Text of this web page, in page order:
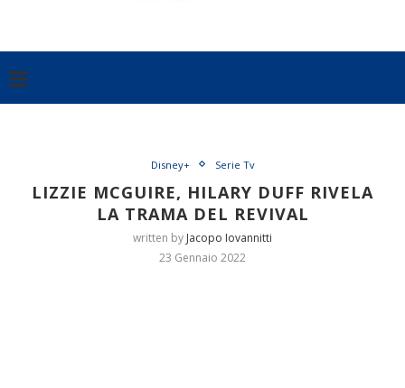
Disney+ Serie Tv
LIZZIE MCGUIRE, HILARY DUFF RIVELA
LA TRAMA DEL REVIVAL
written by Jacopo Iovannitti
23 Gennaio 2022